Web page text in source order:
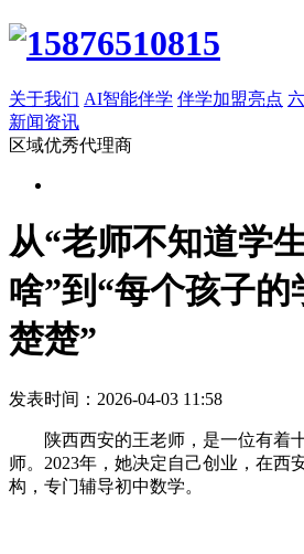
关于我们 AI智能伴学 伴学加盟亮点
新闻资讯
区域优秀代理商
从“老师不知道学
啥”到“每个孩子的
楚楚”
发表时间：2026-04-03 11:58
陕西西安的王老师，是一位有着
师。2023年，她决定自己创业，在西
构，专门辅导初中数学。